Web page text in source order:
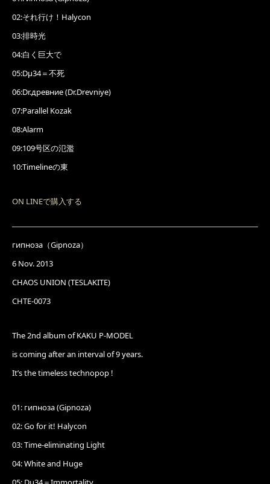
02:それ行け！Halycon
03:排時光
04:白く巨大で
05:Dμ34＝不死
06:Dr.древние (Dr.Drevniye)
07:Parallel Kozak
08:Alarm
09:109号区の氾濫
10:Timelineの東
ON LINEで購入する
гипноза（Gipnoza）
6 Nov. 2013
CHAOS UNION (TESLAKITE)
CHTE-0073
The 2nd album of KAKU P-MODEL
is coming after an interval of 9 years.
It’s the timeless technopop !
01: гипноза (Gipnoza)
02: Go for it! Halycon
03: Time-eliminating Light
04: White and Huge